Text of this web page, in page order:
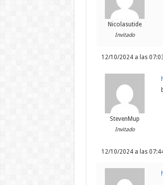
Nicolasutide
Invitado
12/10/2024 a las
StevenMup
Invitado
12/10/2024 a las